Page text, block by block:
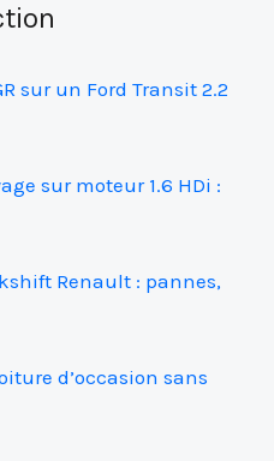
sur un Ford Transit 2.2
sur moteur 1.6 HDi :
Renault : pannes,
d’occasion sans